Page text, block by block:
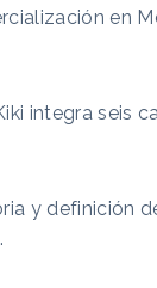
en
integra seis
y definición